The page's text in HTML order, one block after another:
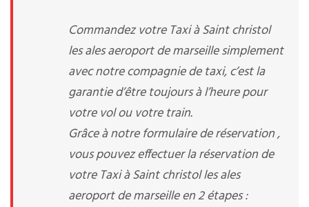
Commandez votre Taxi à Saint christol
les ales aeroport de marseille simplement
avec notre compagnie de taxi, c’est la
garantie d’être toujours à l’heure pour
votre vol ou votre train.
Grâce à notre formulaire de réservation ,
vous pouvez effectuer la réservation de
votre Taxi à Saint christol les ales
aeroport de marseille en 2 étapes :